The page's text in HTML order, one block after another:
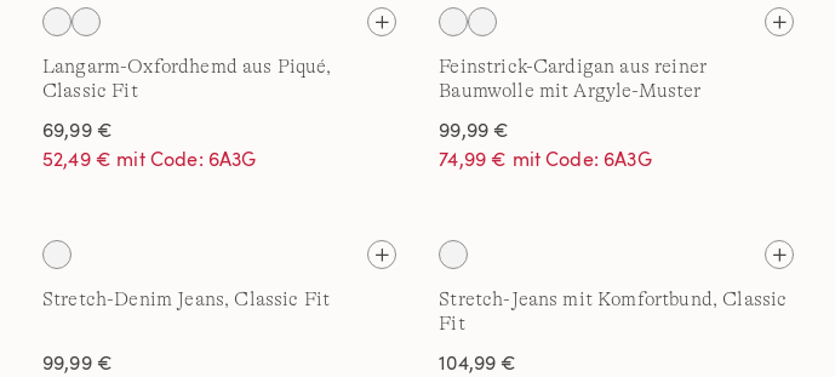
Langarm-Oxfordhemd aus Piqué,
Classic Fit
69,99 €
52,49 € mit Code: 6A3G
Feinstrick-Cardigan aus reiner
Baumwolle mit Argyle-Muster
99,99 €
74,99 € mit Code: 6A3G
Stretch-Denim Jeans, Classic Fit
99,99 €
Stretch-Jeans mit Komfortbund, Classic
Fit
104,99 €